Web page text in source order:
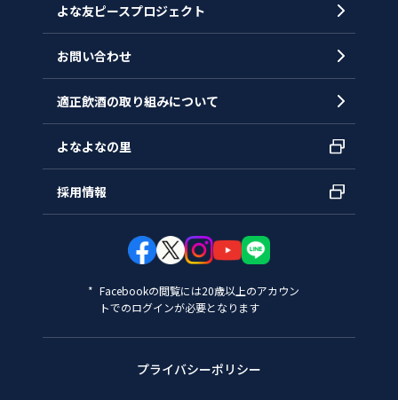
よな友ピースプロジェクト
お問い合わせ
適正飲酒の取り組みについて
よなよなの里
採用情報
Facebookの閲覧には20歳以上のアカウン
トでのログインが必要となります
プライバシーポリシー